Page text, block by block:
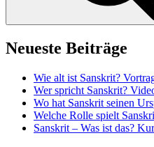
Neueste Beiträge
Wie alt ist Sanskrit?
Wer spricht Sanskrit?
Wo hat Sanskrit seinen
Welche Rolle spielt
Sanskrit – Was ist das?